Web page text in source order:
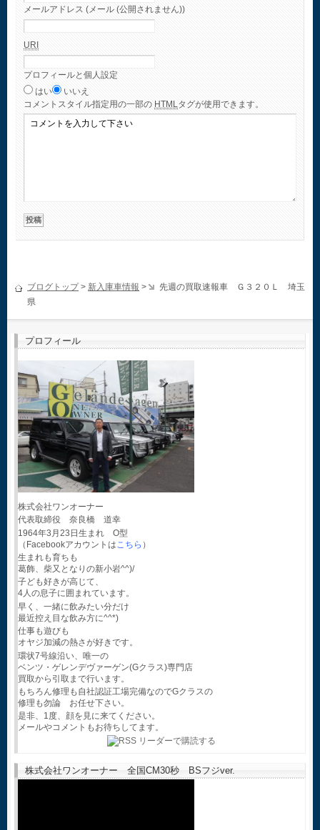
メールアドレス (メール (公開されません))
URI
プロフィールと個人設定
はい
いいえ
コメント スタイル指定用の一部の HTML タグが使用できます。
ブログトップ> 新入庫車情報 >
先週の買取速報車 Ｇ３２０Ｌ 埼玉
県
プロフィール
株式会社ワンオーナー
代表取締役 奈良橋 道幸
1964年3月23日生まれ O型
（Facebookアカウントは こちら ）
生まれも育ちも
葛飾、柴又となりの新小岩^^)/
子ども好きが高じて、
4人の息子に囲まれています。
早く、一緒に飲みたい分だけ
最近控え目な飲み方に^^*)
仕事も遊びも
オヤジ加減の熱さが好きです。
環状7号線沿い、唯一の
ベンツ・ゲレンデヴァーゲン(Gクラス)専門店
買取から引取まで行います。
もちろん修理も自社認証工場完備なのでGクラスの
修理も勿論 お任せ下さい。
是非、1度、顔を見に来てください。
メールやコメントもお待ちしてます。
株式会社ワンオーナー 全国CM30秒 BSフジver.